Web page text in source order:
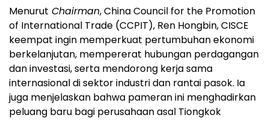
Menurut Chairman, China Council for the Promotion
of International Trade (CCPIT), Ren Hongbin, CISCE
keempat ingin memperkuat pertumbuhan ekonomi
berkelanjutan, mempererat hubungan perdagangan
dan investasi, serta mendorong kerja sama
internasional di sektor industri dan rantai pasok. Ia
juga menjelaskan bahwa pameran ini menghadirkan
peluang baru bagi perusahaan asal Tiongkok